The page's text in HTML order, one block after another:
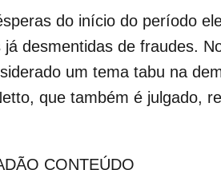
do início do período
desmentidas de fraudes.
um tema tabu na
que também é julgado,
CONTEÚDO